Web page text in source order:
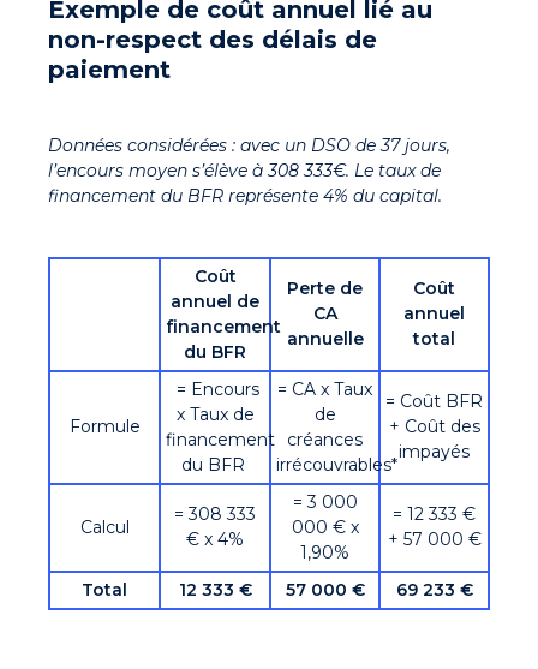
Exemple de coût annuel lié au
non-respect des délais de
paiement
Données considérées : avec un DSO de 37 jours,
l’encours moyen s’élève à 308 333€. Le taux de
financement du BFR représente 4% du capital.
Coût
annuel de
financement
du BFR
Perte de
CA
annuelle
Coût
annuel
total
Formule
= Encours
x Taux de
financement
du BFR
= CA x Taux
de
créances
irrécouvrables*
= Coût BFR
+ Coût des
impayés
Calcul
= 308 333
€ x 4%
= 3 000
000 € x
1,90%
= 12 333 €
+ 57 000 €
Total 12 333 € 57 000 € 69 233 €